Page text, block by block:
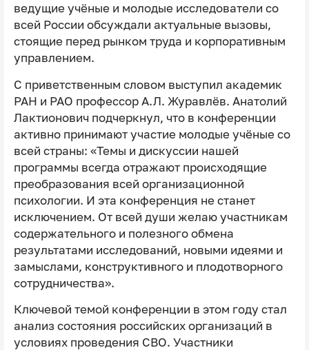
ведущие учёные и молодые исследователи со
всей России обсуждали актуальные вызовы,
стоящие перед рынком труда и корпоративным
управлением.
С приветственным словом выступил академик
РАН и РАО профессор А.Л. Журавлёв. Анатолий
Лактионович подчеркнул, что в конференции
активно принимают участие молодые учёные со
всей страны: «Темы и дискуссии нашей
программы всегда отражают происходящие
преобразования всей организационной
психологии. И эта конференция не станет
исключением. От всей души желаю участникам
содержательного и полезного обмена
результатами исследований, новыми идеями и
замыслами, конструктивного и плодотворного
сотрудничества».
Ключевой темой конференции в этом году стал
анализ состояния российских организаций в
условиях проведения СВО. Участники